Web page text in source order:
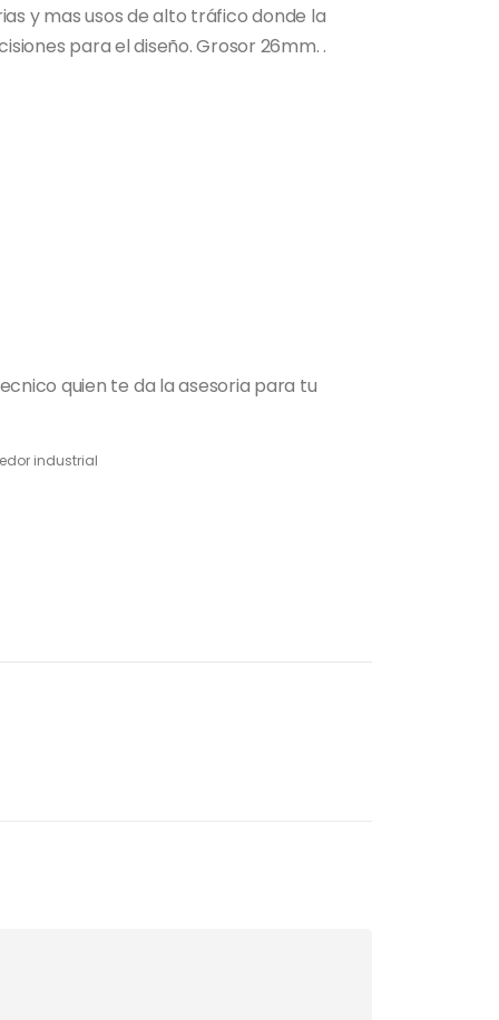
y mas usos de alto tráfico donde la
para el diseño. Grosor 26mm. .
quien te da la asesoria para tu
industrial